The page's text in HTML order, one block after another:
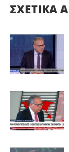
ΣΧΕΤΙΚΑ